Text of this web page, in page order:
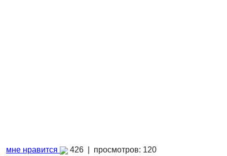
мне нравится 426 | просмотров: 120